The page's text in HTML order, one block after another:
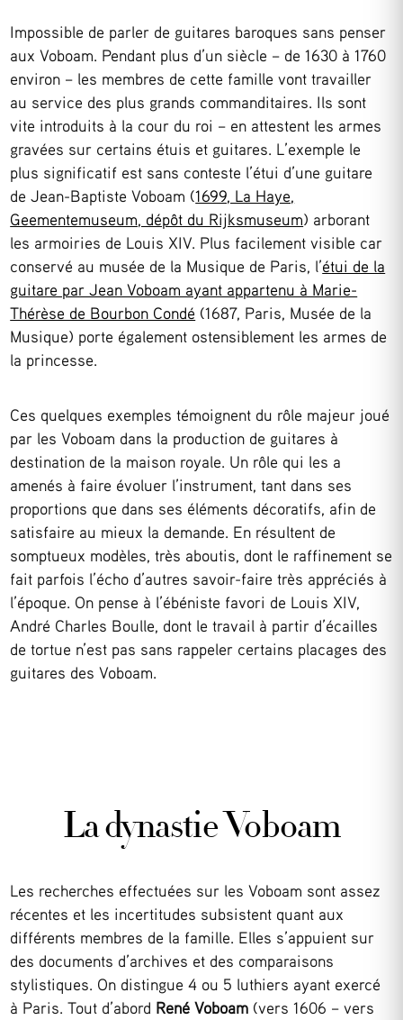
Impossible de parler de guitares baroques sans penser
aux Voboam. Pendant plus d’un siècle – de 1630 à 1760
environ – les membres de cette famille vont travailler
au service des plus grands commanditaires. Ils sont
vite introduits à la cour du roi – en attestent les armes
gravées sur certains étuis et guitares. L’exemple le
plus significatif est sans conteste l’étui d’une guitare
de Jean-Baptiste Voboam (1699, La Haye,
Geementemuseum, dépôt du Rijksmuseum) arborant
les armoiries de Louis XIV. Plus facilement visible car
conservé au musée de la Musique de Paris, l’étui de la
guitare par Jean Voboam ayant appartenu à Marie-
Thérèse de Bourbon Condé (1687, Paris, Musée de la
Musique) porte également ostensiblement les armes de
la princesse.
Ces quelques exemples témoignent du rôle majeur joué
par les Voboam dans la production de guitares à
destination de la maison royale. Un rôle qui les a
amenés à faire évoluer l’instrument, tant dans ses
proportions que dans ses éléments décoratifs, afin de
satisfaire au mieux la demande. En résultent de
somptueux modèles, très aboutis, dont le raffinement se
fait parfois l’écho d’autres savoir-faire très appréciés à
l’époque. On pense à l’ébéniste favori de Louis XIV,
André Charles Boulle, dont le travail à partir d’écailles
de tortue n’est pas sans rappeler certains placages des
guitares des Voboam.
La dynastie Voboam
Les recherches effectuées sur les Voboam sont assez
récentes et les incertitudes subsistent quant aux
différents membres de la famille. Elles s’appuient sur
des documents d’archives et des comparaisons
stylistiques. On distingue 4 ou 5 luthiers ayant exercé
à Paris. Tout d’abord René Voboam (vers 1606 – vers